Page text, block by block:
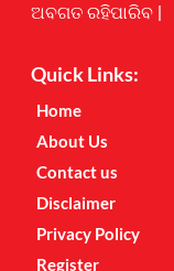
ଅବଗତ ରହିପାରିବ |
Quick Links:
Home
About Us
Contact us
Disclaimer
Privacy Policy
Register